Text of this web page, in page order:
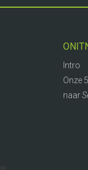
Intro
Onze
naar